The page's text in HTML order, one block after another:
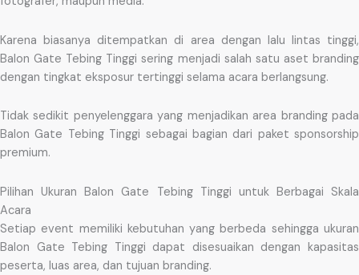
Karena biasanya ditempatkan di area dengan lalu lintas tinggi,
Balon Gate Tebing Tinggi sering menjadi salah satu aset branding
dengan tingkat eksposur tertinggi selama acara berlangsung.
Tidak sedikit penyelenggara yang menjadikan area branding pada
Balon Gate Tebing Tinggi sebagai bagian dari paket sponsorship
premium.
Pilihan Ukuran Balon Gate Tebing Tinggi untuk Berbagai Skala
Acara
Setiap event memiliki kebutuhan yang berbeda sehingga ukuran
Balon Gate Tebing Tinggi dapat disesuaikan dengan kapasitas
peserta, luas area, dan tujuan branding.